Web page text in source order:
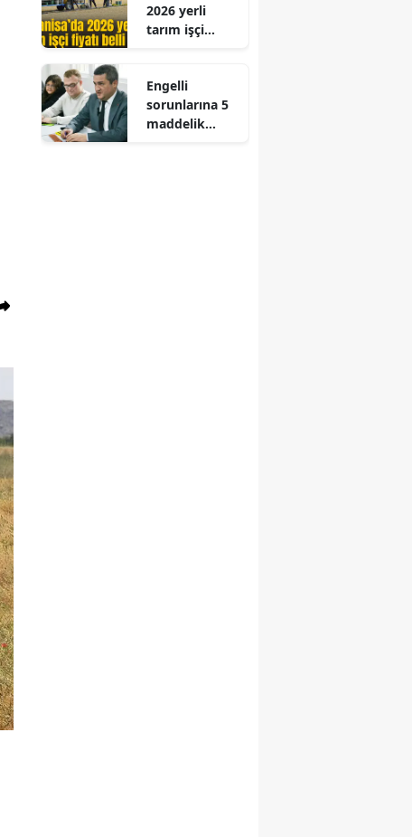
2026 yerli
tarım işçi
Engelli
sorunlarına 5
maddelik